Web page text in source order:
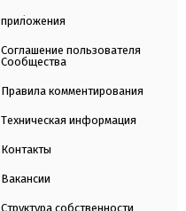
приложения
Соглашение пользователя
Сообщества
Правила комментирования
Техническая информация
Контакты
Вакансии
Структура собственности